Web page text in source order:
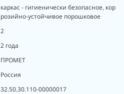
каркас - гигиенически безопасное, кор
розийно-устойчивое порошковое
2
2 года
ПРОМЕТ
Россия
32.50.30.110-00000017